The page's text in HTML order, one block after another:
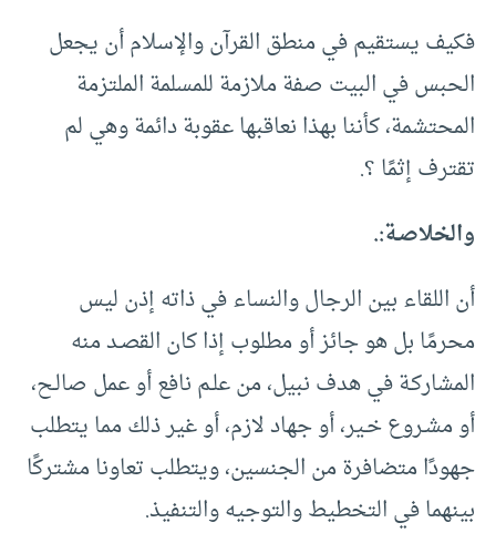
فكيف يستقيم في منطق القرآن والإسلام أن يجعل
الحبس في البيت صفة ملازمة للمسلمة الملتزمة
المحتشمة، كأننا بهذا نعاقبها عقوبة دائمة وهي لم
تقترف إثمًا ؟.
والخلاصـة:.
أن اللقاء بين الرجال والنساء في ذاته إذن ليس
محرمًا بل هو جائز أو مطلوب إذا كان القصـد منه
المشاركـة في هدف نبيل، من علـم نافع أو عمل صالـح،
أو مشـروع خـير، أو جهاد لازم، أو غير ذلك مما يتطلب
جهودًا متضافرة من الجنسين، ويتطلب تعاونا مشتركًا
بينهما في التخطيط والتوجيه والتنفيذ.